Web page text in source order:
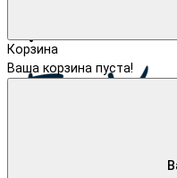
Корзина
Ваша корзина пуста!